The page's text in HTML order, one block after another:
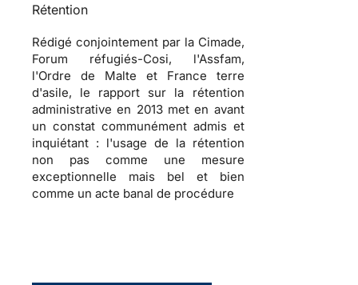
Rétention
Rédigé conjointement par la Cimade,
Forum réfugiés-Cosi, l'Assfam,
l'Ordre de Malte et France terre
d'asile, le rapport sur la rétention
administrative en 2013 met en avant
un constat communément admis et
inquiétant : l'usage de la rétention
non pas comme une mesure
exceptionnelle mais bel et bien
comme un acte banal de procédure